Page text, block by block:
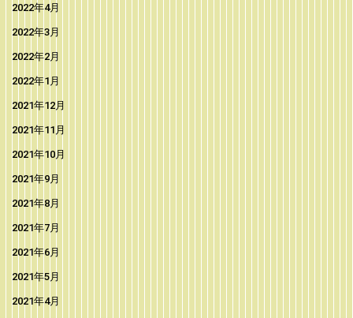
2022年4月
2022年3月
2022年2月
2022年1月
2021年12月
2021年11月
2021年10月
2021年9月
2021年8月
2021年7月
2021年6月
2021年5月
2021年4月